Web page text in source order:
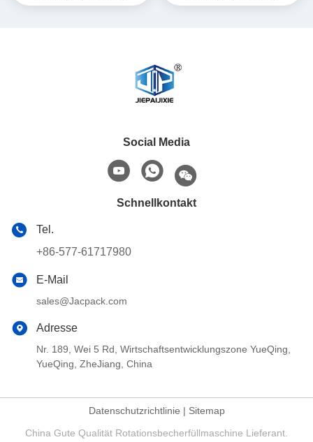
gefrorene Lebensmittel
Controller Panasonic Sensor
Social Media
Schnellkontakt
Tel.
+86-577-61717980
E-Mail
sales@Jacpack.com
Adresse
Nr. 189, Wei 5 Rd, Wirtschaftsentwicklungszone YueQing,
YueQing, ZheJiang, China
Datenschutzrichtlinie | Sitemap
China Gute Qualität Rotationsbecherfüllmaschine Lieferant.